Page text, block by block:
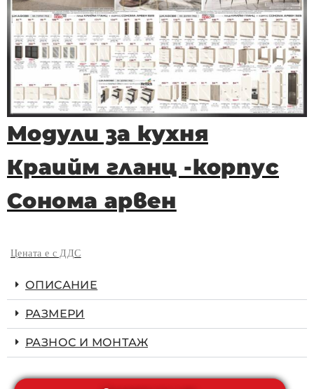
Модули за кухня
Краийм гланц -корпус
Сонома арвен
Цената е с ДДС
ОПИСАНИЕ
РАЗМЕРИ
РАЗНОС И МОНТАЖ